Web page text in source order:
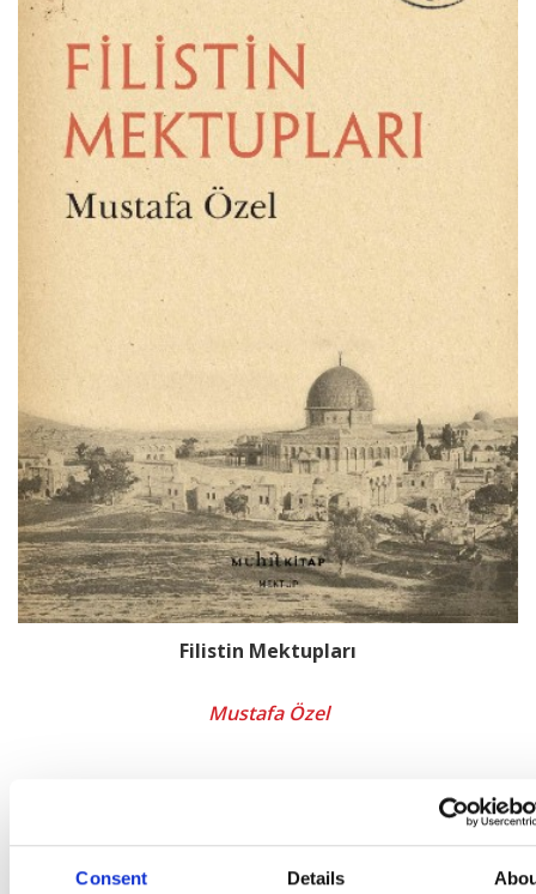
Consent Details
Filistin Mektupları
Mustafa Özel